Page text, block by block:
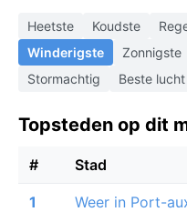
Heetste Koudste
Winderigste
Zonnigste
Stormachtig
Beste lucht
Topsteden op dit
# Stad
1 Weer in Port-